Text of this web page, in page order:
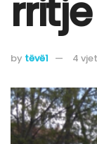
by tëvë1 4